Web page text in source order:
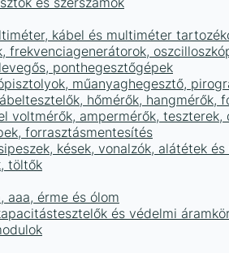
kábel és multiméter
frekvenciagenerátorok,
ponthegesztőgépek
műanyaghegesztő,
hőmérők, hangmérők,
voltmérők, ampermérők, teszterek,
forrasztásmentesítés
kések, vonalzók, alátétek és
töltők
aaa, érme és ólom
és védelmi